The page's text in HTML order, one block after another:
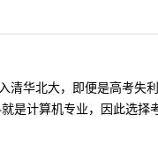
清华北大，即便是高考失
是计算机专业，因此选择